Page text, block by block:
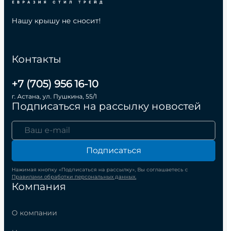
Компания
О компании
Контакты
+7 (705) 956 16-10
г. Астана, ул. Пушкина, 55/1
Подписаться на рассылку новостей
Подписаться
Нажимая кнопку «Подписаться на рассылку», Вы соглашаетесь с
Правилами обработки персональных данных.
Нашу крышу не сносит!